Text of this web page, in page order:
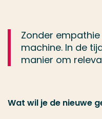
Zonder
machine. In de
manier om
Wat wil je de nieuwe